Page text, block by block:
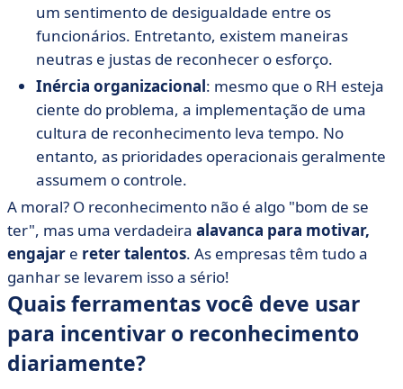
um sentimento de desigualdade entre os
funcionários. Entretanto, existem maneiras
neutras e justas de reconhecer o esforço.
Inércia organizacional: mesmo que o RH esteja
ciente do problema, a implementação de uma
cultura de reconhecimento leva tempo. No
entanto, as prioridades operacionais geralmente
assumem o controle.
A moral? O reconhecimento não é algo "bom de se
ter", mas uma verdadeira alavanca para motivar,
engajar e reter talentos. As empresas têm tudo a
ganhar se levarem isso a sério!
Quais ferramentas você deve usar
para incentivar o reconhecimento
diariamente?